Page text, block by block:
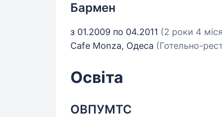
Бармен
з 01.2009 по 04.2011 (2 роки 4
Cafe Monza, Одеса (Готельно-
Освіта
ОВПУМТС